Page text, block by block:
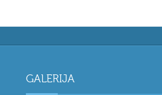
GALERIJA